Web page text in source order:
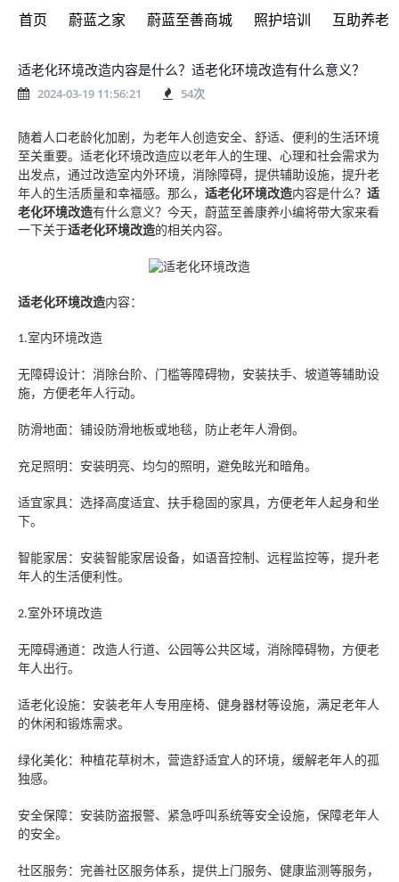
首页 蔚蓝之家 蔚蓝至善商城 照护培训 互助养老
适老化环境改造内容是什么？适老化环境改造有什么意义？
2024-03-19 11:56:21 54次
随着人口老龄化加剧，为老年人创造安全、舒适、便利的生活环境
至关重要。适老化环境改造应以老年人的生理、心理和社会需求为
出发点，通过改造室内外环境，消除障碍，提供辅助设施，提升老
年人的生活质量和幸福感。 那么， 适老化环境改造内容是什么？ 适
老化环境改造有什么意义？今天，蔚蓝至善康养小编将带大家来看
一下关于适老化环境改造的相关内容。
适老化环境改造内容：
1.室内环境改造
无障碍设计：消除台阶、门槛等障碍物，安装扶手、坡道等辅助设
施，方便老年人行动。
防滑地面：铺设防滑地板或地毯，防止老年人滑倒。
充足照明：安装明亮、均匀的照明，避免眩光和暗角。
适宜家具：选择高度适宜、扶手稳固的家具，方便老年人起身和坐
下。
智能家居：安装智能家居设备，如语音控制、远程监控等，提升老
年人的生活便利性。
2.室外环境改造
无障碍通道：改造人行道、公园等公共区域，消除障碍物，方便老
年人出行。
适老化设施：安装老年人专用座椅、健身器材等设施，满足老年人
的休闲和锻炼需求。
绿化美化：种植花草树木，营造舒适宜人的环境，缓解老年人的孤
独感。
安全保障：安装防盗报警、紧急呼叫系统等安全设施，保障老年人
的安全。
社区服务：完善社区服务体系，提供上门服务、健康监测等服务，